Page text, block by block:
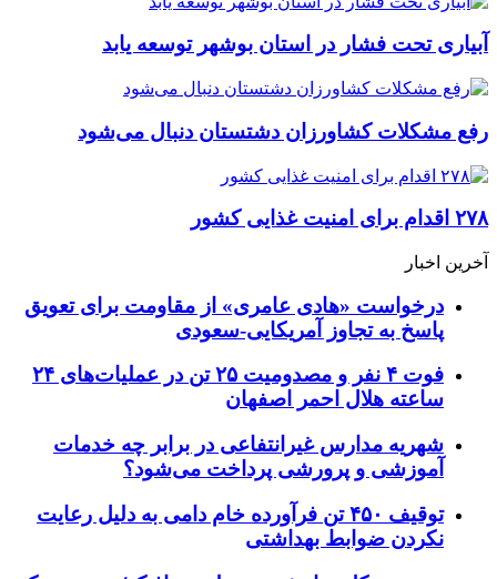
آبیاری تحت فشار در استان بوشهر توسعه یابد
رفع مشکلات کشاورزان دشتستان دنبال می‌شود
۲۷۸ اقدام برای امنیت غذایی کشور
آخرین اخبار
درخواست «هادی عامری» از مقاومت برای تعویق
پاسخ به تجاوز آمریکایی-سعودی
فوت ۴ نفر و مصدومیت ۲۵ تن در عملیات‌های ۲۴
ساعته هلال احمر اصفهان
شهریه مدارس غیرانتفاعی در برابر چه خدمات
آموزشی و پرورشی پرداخت می‌شود؟
توقیف ۴۵۰ تن فرآورده خام دامی به دلیل رعایت
نکردن ضوابط بهداشتی